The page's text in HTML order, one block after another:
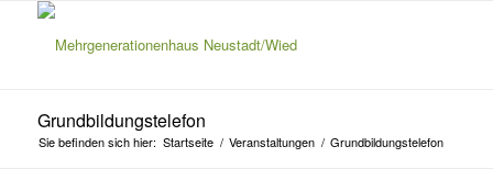
Grundbildungstelefon
Sie befinden sich hier: Startseite / Veranstaltungen / Grundbildungstelefon